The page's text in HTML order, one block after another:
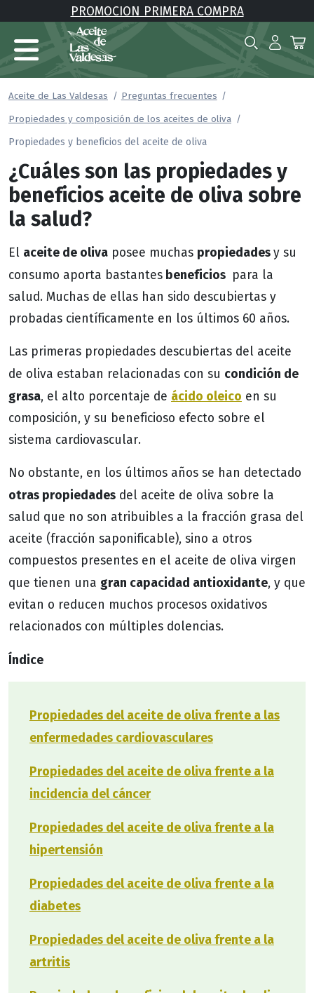
PROMOCION PRIMERA COMPRA
Aceite de Las Valdesas
Preguntas frecuentes
Propiedades y composición de los aceites de oliva
Propiedades y beneficios del aceite de oliva
¿Cuáles son las propiedades y
beneficios aceite de oliva sobre
la salud?
El aceite de oliva posee muchas propiedadesy su
consumo aporta bastantes beneficios para la
salud. Muchas de ellas han sido descubiertas y
probadas científicamente en los últimos 60 años.
Las primeras propiedades descubiertas del aceite
de oliva estaban relacionadas con su condición de
grasa, el alto porcentaje de ácido oleico en su
composición, y su beneficioso efecto sobre el
sistema cardiovascular.
No obstante, en los últimos años se han detectado
otras propiedades del aceite de oliva sobre la
salud que no son atribuibles a la fracción grasa del
aceite (fracción saponificable), sino a otros
compuestos presentes en el aceite de oliva virgen
que tienen una gran capacidad antioxidante, y que
evitan o reducen muchos procesos oxidativos
relacionados con múltiples dolencias.
Índice
Propiedades del aceite de oliva frente a las
enfermedades cardiovasculares
Propiedades del aceite de oliva frente a la
incidencia del cáncer
Propiedades del aceite de oliva frente a la
hipertensión
Propiedades del aceite de oliva frente a la
diabetes
Propiedades del aceite de oliva frente a la
artritis